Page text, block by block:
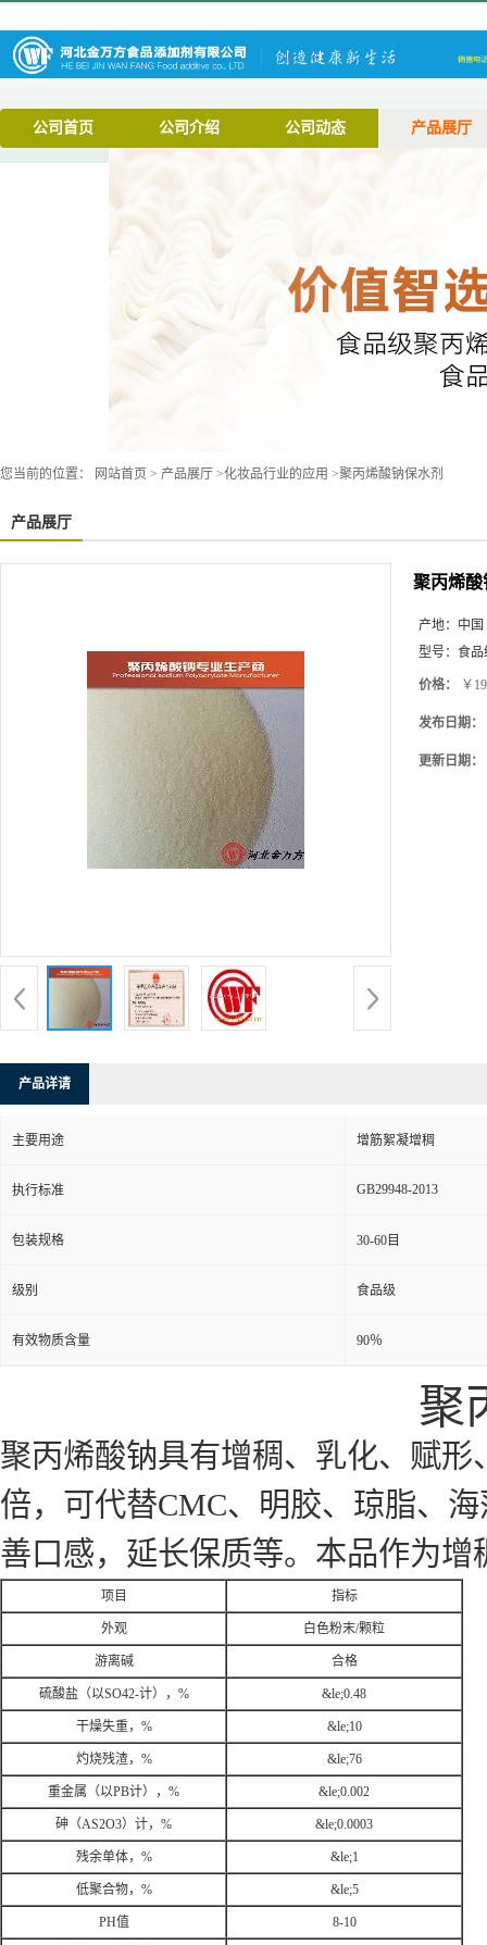
公司首页 公司介绍 公司动态 产品展厅
您当前的位置： 网站首页 > 产品展厅 >化妆品行业的应用 >聚丙烯酸钠保水剂
产品展厅
聚丙烯酸
产地： 中国
型号： 食品
价格： ￥
发布日期：
更新日期：
产品详请
主要用途 增筋絮凝增稠
执行标准 GB29948-2013
包装规格 30-60目
级别 食品级
有效物质含量 90％
聚
聚丙烯酸钠具有增稠、乳化、赋
倍，可代替CMC、明胶、琼脂、
善口感，延长保质等。本品作为
项目 指标
外观 白色粉末/颗粒
游离碱 合格
硫酸盐（以SO42-计）， % &le;0.48
干燥失重， % &le;10
灼烧残渣， % &le;76
重金属（以PB计）， % &le;0.002
砷（AS2O3）计， % &le;0.0003
残余单体， % &le;1
低聚合物， % &le;5
PH值 8-10